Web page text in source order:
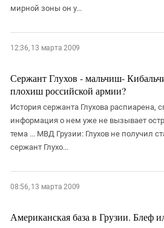
мирной зоны он у...
12:36, 13 марта 2009
Сержант Глухов - мальчиш-
плохиш российской армии?
История сержанта Глухова распиарена,
информация о нем уже не вызывает
тема ... МВД Грузии: Глухов не получил
сержант Глухо...
08:56, 13 марта 2009
Американская база в Грузии. Блеф